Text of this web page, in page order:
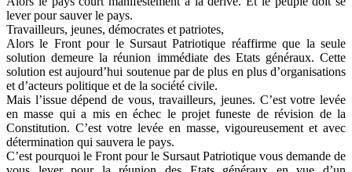
lever pour sauver le pays.
Travailleurs, jeunes, démocrates et patriotes,
Alors le Front pour le Sursaut Patriotique réaffirme que la seule
solution demeure la réunion immédiate des Etats généraux. Cette
solution est aujourd’hui soutenue par de plus en plus d’organisations
et d’acteurs politique et de la société civile.
Mais l’issue dépend de vous, travailleurs, jeunes. C’est votre levée
en masse qui a mis en échec le projet funeste de révision de la
Constitution. C’est votre levée en masse, vigoureusement et avec
détermination qui sauvera le pays.
C’est pourquoi le Front pour le Sursaut Patriotique vous demande de